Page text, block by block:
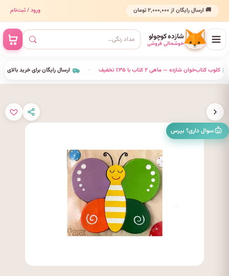
🚚 ارسال رایگان از ۲٬۰۰۰٬۰۰۰ تومان ورود / ثبت‌نام
شازده کوچولو
خوشحالی فروشی
ارسال رایگان برای خرید بالای کلوب کتاب‌خوان شازده — ماهی ۲ کتاب با ۳۵٪ تخفیف
سوال داری؟ بپرس